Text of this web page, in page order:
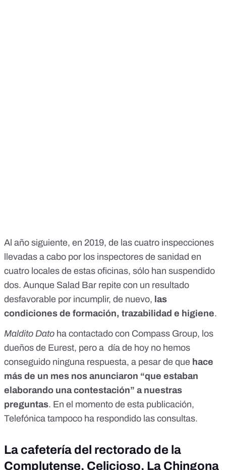
Al año siguiente, en 2019, de las cuatro inspecciones
llevadas a cabo por los inspectores de sanidad en
cuatro locales de estas oficinas, sólo han suspendido
dos. Aunque Salad Bar repite con un resultado
desfavorable por incumplir, de nuevo, las
condiciones de formación, trazabilidad e higiene.
Maldito Dato ha contactado con Compass Group, los
dueños de Eurest, pero a día de hoy no hemos
conseguido ninguna respuesta, a pesar de que hace
más de un mes nos anunciaron “que estaban
elaborando una contestación” a nuestras
preguntas. En el momento de esta publicación,
Telefónica tampoco ha respondido las consultas.
La cafetería del rectorado de la
Complutense, Celicioso, La Chingona